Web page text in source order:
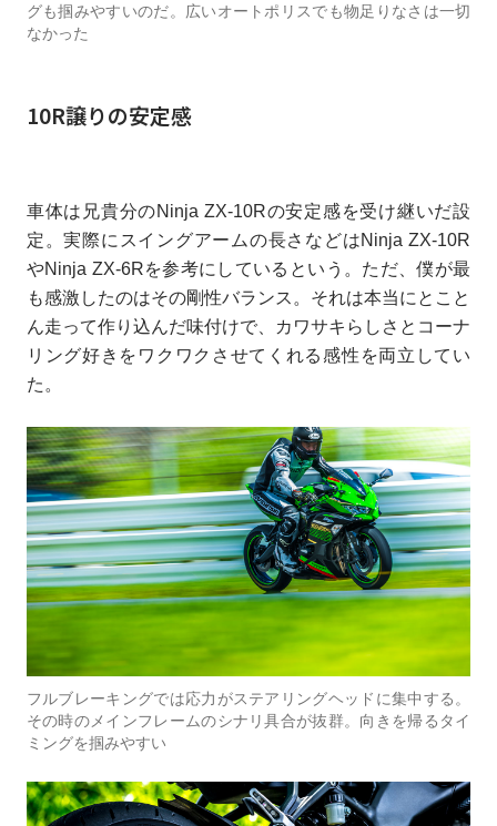
グも掴みやすいのだ。広いオートポリスでも物足りなさは一切
なかった
10R譲りの安定感
車体は兄貴分のNinja ZX-10Rの安定感を受け継いだ設
定。実際にスイングアームの長さなどはNinja ZX-10R
やNinja ZX-6Rを参考にしているという。ただ、僕が最
も感激したのはその剛性バランス。それは本当にとこと
ん走って作り込んだ味付けで、カワサキらしさとコーナ
リング好きをワクワクさせてくれる感性を両立してい
た。
フルブレーキングでは応力がステアリングヘッドに集中する。
その時のメインフレームのシナリ具合が抜群。向きを帰るタイ
ミングを掴みやすい